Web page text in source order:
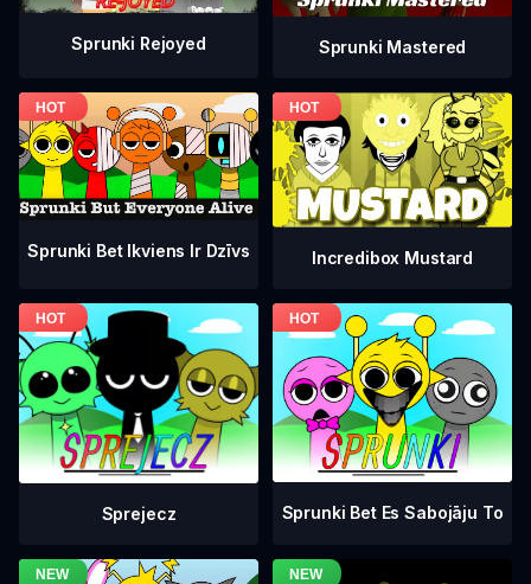
Sprunki Rejoyed Sprunki Mastered
Sprunki Bet Ikviens Ir Dzīvs Incredibox Mustard
Sprejecz Sprunki Bet Es Sabojāju To